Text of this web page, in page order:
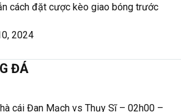
cách đặt cược kèo giao bóng trước
2024
ĐÁ
cái Đan Mạch vs Thụy Sĩ – 02h00 –